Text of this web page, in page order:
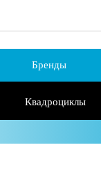
Бренды
Квадроциклы